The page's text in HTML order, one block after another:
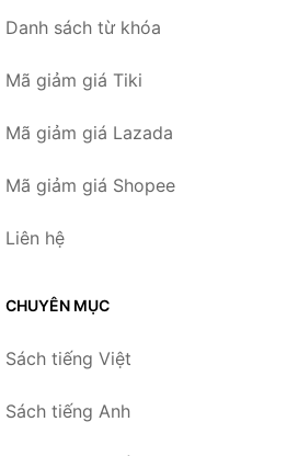
Danh sách từ khóa
Mã giảm giá Tiki
Mã giảm giá Lazada
Mã giảm giá Shopee
Liên hệ
CHUYÊN MỤC
Sách tiếng Việt
Sách tiếng Anh